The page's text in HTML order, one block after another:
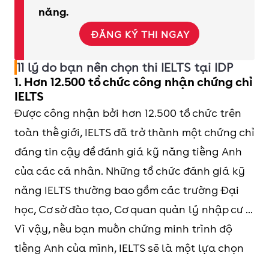
năng.
ĐĂNG KÝ THI NGAY
11 lý do bạn nên chọn thi IELTS tại IDP
1. Hơn 12.500 tổ chức công nhận chứng chỉ
IELTS
Được công nhận bởi hơn 12.500 tổ chức trên
toàn thế giới, IELTS đã trở thành một chứng chỉ
đáng tin cậy để đánh giá kỹ năng tiếng Anh
của các cá nhân. Những tổ chức đánh giá kỹ
năng IELTS thường bao gồm các trường Đại
học, Cơ sở đào tạo, Cơ quan quản lý nhập cư ...
Vì vậy, nếu bạn muốn chứng minh trình độ
tiếng Anh của mình, IELTS sẽ là một lựa chọn